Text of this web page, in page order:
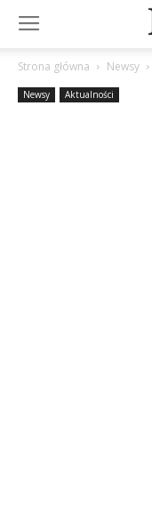
Strona główna Newsy
Newsy Aktualności